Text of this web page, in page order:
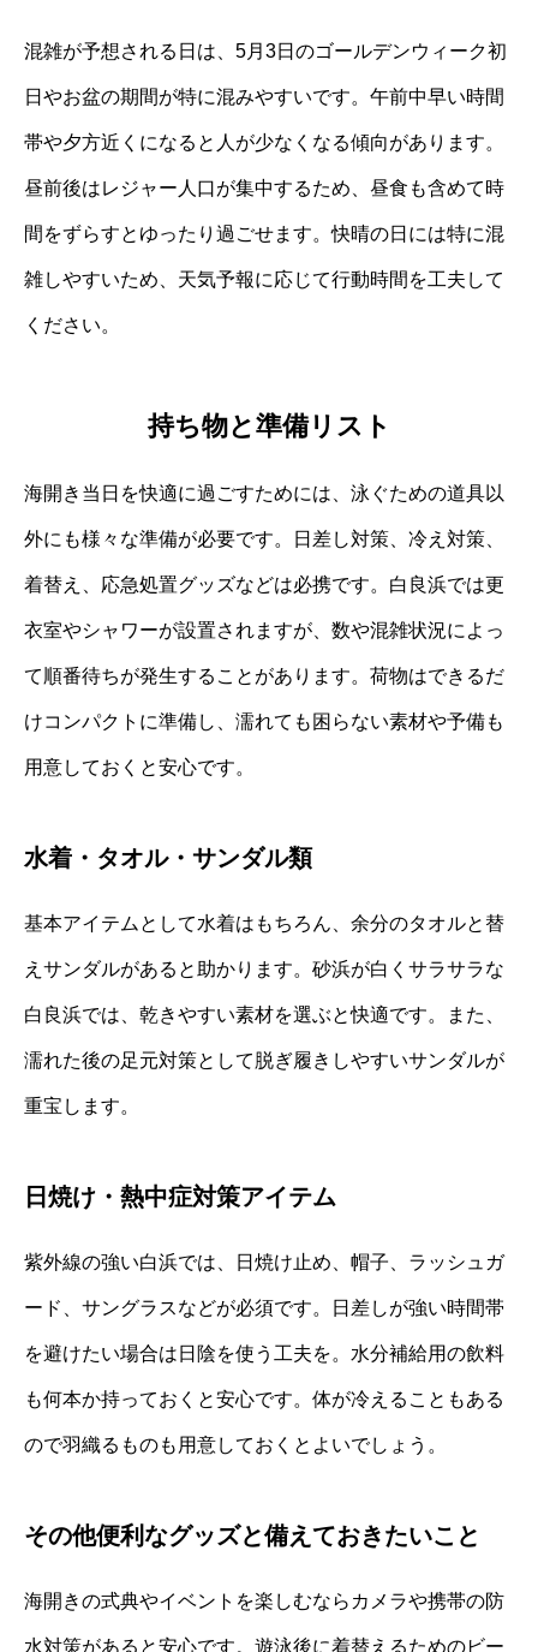
混雑が予想される日は、5月3日のゴールデンウィーク初
日やお盆の期間が特に混みやすいです。午前中早い時間
帯や夕方近くになると人が少なくなる傾向があります。
昼前後はレジャー人口が集中するため、昼食も含めて時
間をずらすとゆったり過ごせます。快晴の日には特に混
雑しやすいため、天気予報に応じて行動時間を工夫して
ください。
持ち物と準備リスト
海開き当日を快適に過ごすためには、泳ぐための道具以
外にも様々な準備が必要です。日差し対策、冷え対策、
着替え、応急処置グッズなどは必携です。白良浜では更
衣室やシャワーが設置されますが、数や混雑状況によっ
て順番待ちが発生することがあります。荷物はできるだ
けコンパクトに準備し、濡れても困らない素材や予備も
用意しておくと安心です。
水着・タオル・サンダル類
基本アイテムとして水着はもちろん、余分のタオルと替
えサンダルがあると助かります。砂浜が白くサラサラな
白良浜では、乾きやすい素材を選ぶと快適です。また、
濡れた後の足元対策として脱ぎ履きしやすいサンダルが
重宝します。
日焼け・熱中症対策アイテム
紫外線の強い白浜では、日焼け止め、帽子、ラッシュガ
ード、サングラスなどが必須です。日差しが強い時間帯
を避けたい場合は日陰を使う工夫を。水分補給用の飲料
も何本か持っておくと安心です。体が冷えることもある
ので羽織るものも用意しておくとよいでしょう。
その他便利なグッズと備えておきたいこと
海開きの式典やイベントを楽しむならカメラや携帯の防
水対策があると安心です。遊泳後に着替えるためのビー